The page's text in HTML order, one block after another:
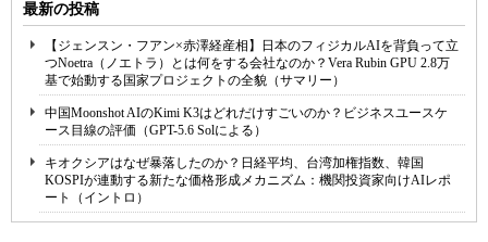
最新の投稿
【ジェンスン・フアン×赤澤経産相】日本のフィジカルAIを背負って立
つNoetra（ノエトラ）とは何をする会社なのか？Vera Rubin GPU 2.8万
基で始動する国家プロジェクトの全貌（サマリー）
中国Moonshot AIのKimi K3はどれだけすごいのか？ビジネスユースケ
ース目線の評価（GPT-5.6 Solによる）
キオクシアはなぜ暴落したのか？日経平均、台湾加権指数、韓国
KOSPIが連動する新たな価格形成メカニズム：機関投資家向けAIレポ
ート（イントロ）